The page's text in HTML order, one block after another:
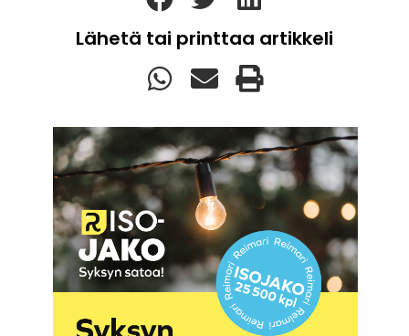
Lähetä tai printtaa artikkeli